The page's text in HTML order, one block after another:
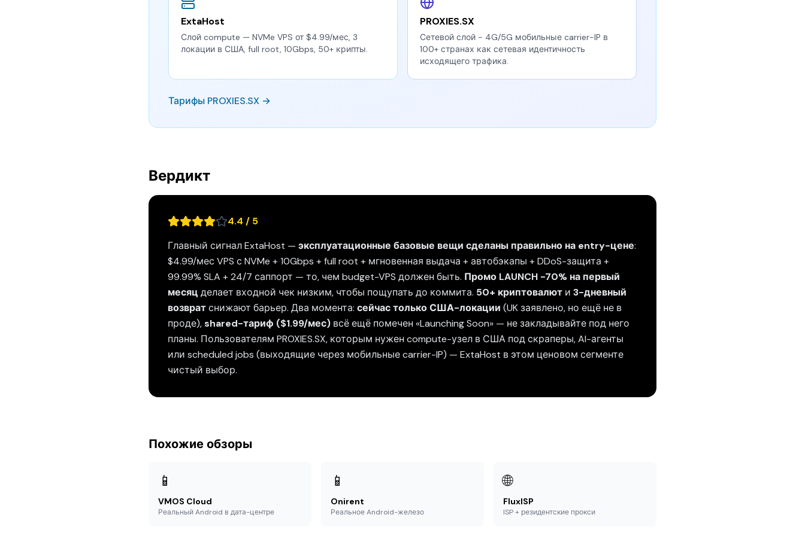
ExtaHost
Слой compute — NVMe VPS от $4.99/мес, 3
локации в США, full root, 10Gbps, 50+ крипты.
PROXIES.SX
Сетевой слой - 4G/5G мобильные carrier-IP в
100+ странах как сетевая идентичность
исходящего трафика.
Тарифы PROXIES.SX →
Вердикт
4.4 / 5
Главный сигнал ExtaHost — эксплуатационные базовые вещи сделаны правильно на entry-цене:
$4.99/мес VPS с NVMe + 10Gbps + full root + мгновенная выдача + автобэкапы + DDoS-защита +
99.99% SLA + 24/7 саппорт — то, чем budget-VPS должен быть. Промо LAUNCH -70% на первый
месяц делает входной чек низким, чтобы пощупать до коммита. 50+ криптовалют и 3-дневный
возвратснижают барьер. Два момента: сейчас только США-локации (UK заявлено, но ещё не в
проде),shared-тариф ($1.99/мес) всё ещё помечен «Launching Soon» — не закладывайте под него
планы. Пользователям PROXIES.SX, которым нужен compute-узел в США под скраперы, AI-агенты
или scheduled jobs (выходящие через мобильные carrier-IP) — ExtaHost в этом ценовом сегменте
чистый выбор.
Похожие обзоры
📱
VMOS Cloud
Реальный Android в дата-центре
📱
Onirent
Реальное Android-железо
🌐
FluxISP
ISP + резидентские прокси